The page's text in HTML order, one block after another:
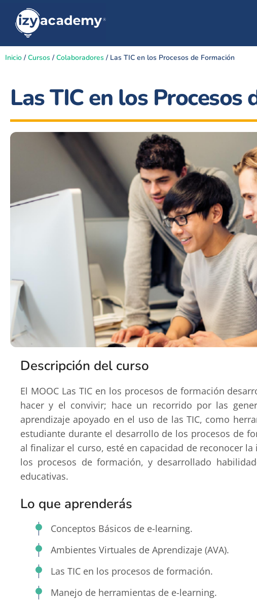
Inicio /Cursos /Colaboradores / Las TIC en los Procesos de Formación
Las TIC en los Procesos
Descripción del curso
El MOOC Las TIC en los procesos de formación
hacer y el convivir; hace un recorrido por las
aprendizaje apoyado en el uso de las TIC, como
estudiante durante el desarrollo de los procesos de
al finalizar el curso, esté en capacidad de reconocer
los procesos de formación, y desarrollado
educativas.
Lo que aprenderás
Conceptos Básicos de e-learning.
Ambientes Virtuales de Aprendizaje (AVA).
Las TIC en los procesos de formación.
Manejo de herramientas de e-learning.